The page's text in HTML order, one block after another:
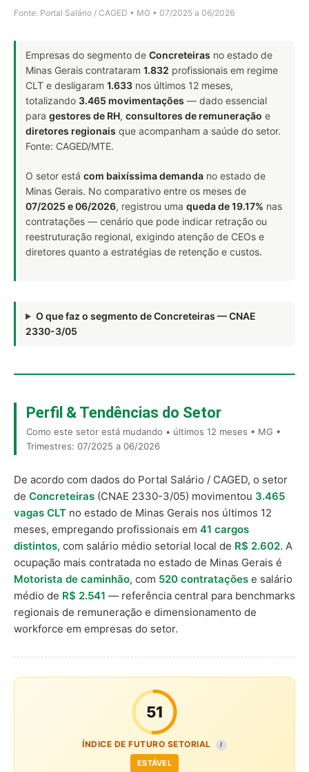
Fonte: Portal Salário / CAGED • MG • 07/2025 a 06/2026
Empresas do segmento de Concreteiras no estado de
Minas Gerais contrataram 1.832 profissionais em regime
CLT e desligaram 1.633 nos últimos 12 meses,
totalizando 3.465 movimentações — dado essencial
para gestores de RH, consultores de remuneração e
diretores regionais que acompanham a saúde do setor.
Fonte: CAGED/MTE.
O setor está com baixíssima demanda no estado de
Minas Gerais. No comparativo entre os meses de
07/2025 e 06/2026, registrou uma queda de 19.17% nas
contratações — cenário que pode indicar retração ou
reestruturação regional, exigindo atenção de CEOs e
diretores quanto a estratégias de retenção e custos.
O que faz o segmento de Concreteiras — CNAE
2330-3/05
Perfil & Tendências do Setor
Como este setor está mudando • últimos 12 meses • MG •
Trimestres: 07/2025 a 06/2026
De acordo com dados do Portal Salário / CAGED, o setor
de Concreteiras (CNAE 2330-3/05) movimentou 3.465
vagas CLT no estado de Minas Gerais nos últimos 12
meses, empregando profissionais em 41 cargos
distintos, com salário médio setorial local de R$ 2.602. A
ocupação mais contratada no estado de Minas Gerais é
Motorista de caminhão, com 520 contratações e salário
médio de R$ 2.541 — referência central para benchmarks
regionais de remuneração e dimensionamento de
workforce em empresas do setor.
51
ÍNDICE DE FUTURO SETORIAL I
ESTÁVEL